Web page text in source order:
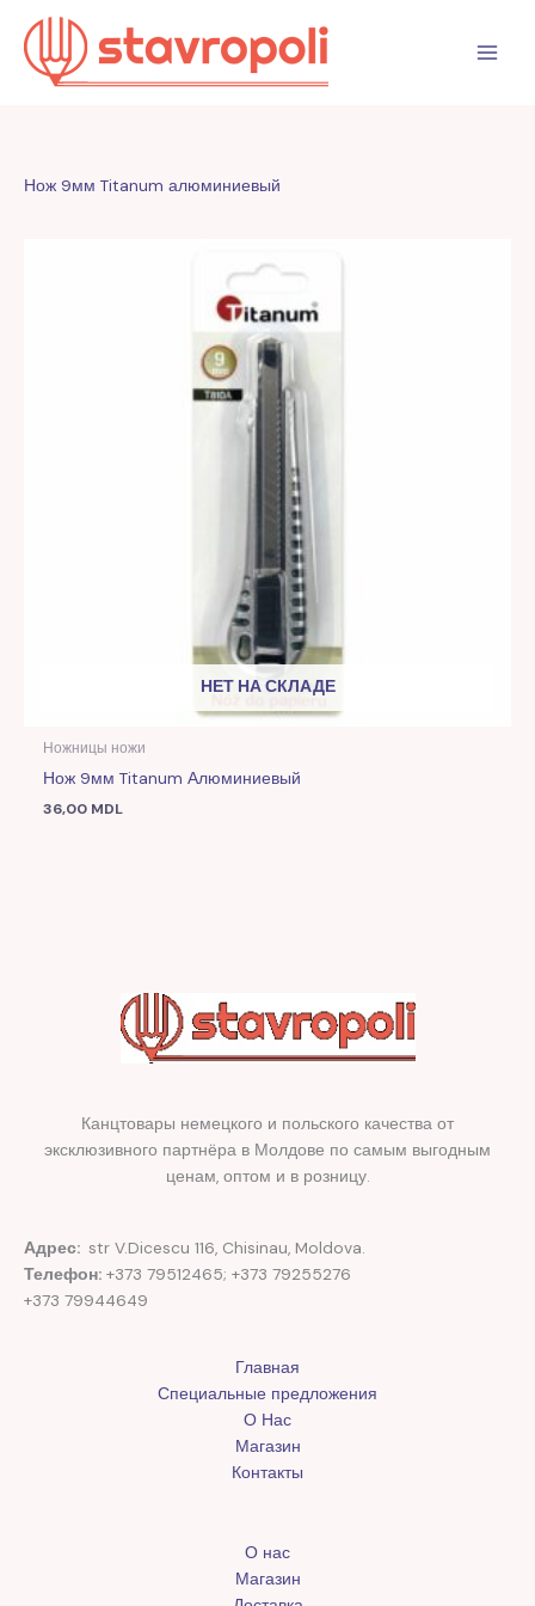
Перейти
содержимому
Нож 9мм Titanum алюминиевый
НЕТ НА СКЛАДЕ
Ножницы ножи
Нож 9мм Titanum Алюминиевый
36,00 MDL
Канцтовары немецкого и польского качества от
эксклюзивного партнёра в Молдове по самым выгодным
ценам, оптом и в розницу.
Адрес: str V.Dicescu 116, Chisinau, Moldova.
Телефон: +373 79512465; +373 79255276
+373 79944649
Главная
Специальные предложения
О Нас
Магазин
Контакты
О нас
Магазин